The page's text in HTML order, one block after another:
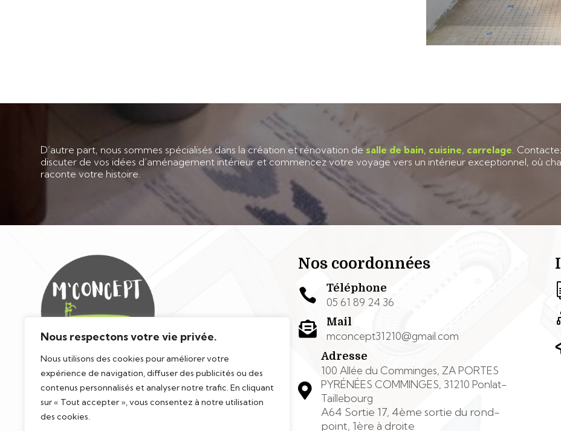
Nous respectons votre vie privée.
Nous utilisons des cookies pour améliorer votre
expérience de navigation, diffuser des publicités ou des
contenus personnalisés et analyser notre trafic. En cliquant
sur « Tout accepter », vous consentez à notre utilisation
des cookies.
D’autre part, nous sommes spécialisés dans la création et rénovation desalle de bain, cuisine, carrelage .
discuter de vos idées d’aménagement intérieur et commencez votre voyage vers un intérieur exceptionnel, où
raconte votre histoire.
Nos coordonnées
 Téléphone
05 61 89 24 36
 Mail
mconcept31210@gmail.com

Adresse
100 Allée du Comminges, ZA PORTES
PYRÉNÉES COMMINGES, 31210 Ponlat-
Taillebourg
A64 Sortie 17, 4ème sortie du rond-
point, 1ère à droite